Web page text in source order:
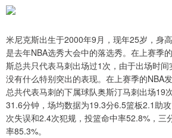
米尼克斯出生于2000年9月，现年25岁，身
是去年NBA选秀大会中的落选秀。在上赛季
斯总共只代表马刺出场过1次，由于出场时
没有什么特别突出的表现。在上赛季的NBA
总共代表马刺的下属球队奥斯汀马刺出场19
31.6分钟，场均数据为19.3分6.5篮板2.1助
次失误和2.4次犯规，投篮命中率52.8%，三
率85.3%。